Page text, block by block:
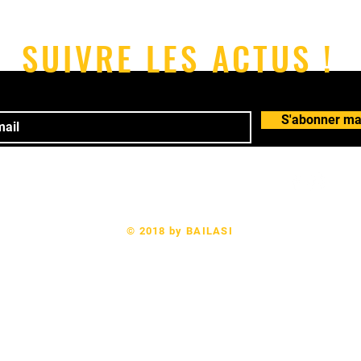
S'abonner
SUIVRE LES ACTUS !
© 2018 by BAILASI